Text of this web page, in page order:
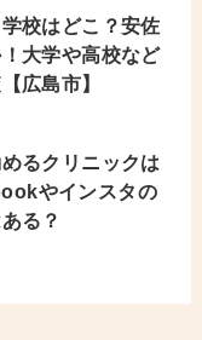
校はどこ？安佐
大学や高校など
広島市】
るクリニックは
やインスタの
る？